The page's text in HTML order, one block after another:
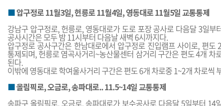
복
사
기 변
경
하
기
변
경
하
기
■압구정로 11월3일, 헌릉로 11월4일, 영동대로 11월5일 교통통제
강남구 압구정로, 헌릉로, 영동대로가 도로 포장 공사로 다음달 3일부
공사시간은 모두 밤 11시부터 다음날 새벽 6시까지다.
압구정로 공사구간은 한남대로에서 압구정로 진입램프 사이로, 편도
통제되며, 헌릉로 염곡사거리~농산물센터 삼거리 구간은 편도 4개 차
된다.
이밖에 영동대로 학여울사거리 구간은 편도 6개 차로중 1~2개 차로씩
■올림픽로, 오금로, 송파대로.. 11.5~14일 교통통제
송파구 올림픽로, 오금로, 송파대로가 보수공사로 다음달 5일부터 14